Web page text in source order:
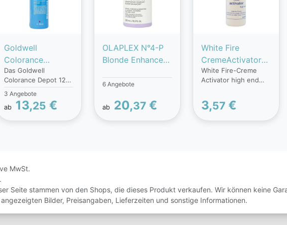
Goldwell
Colorance
Elumenated
5N@BP (120 ml)
Das Goldwell
Colorance Depot 120
ml ist eine
Intensivtönung ohne
Ammoniak im sauren
pH-Bereich (6.8). Sie
repariert und
einzigartigen und
intensiven Glanz und
zeigt fantastische
3 Angebote
ab 13,25 €
OLAPLEX N°4-P
Blonde Enhancer
(250 ml)
6 Angebote
ab 20,37 €
White Fire
CremeActivator
blau 6% 120 ml
White Fire-Creme
Activator high end
Blondierpulver (60g)
zu kombinieren, unter
Verwendung einer
wurde fuer das
Aufhellen der Haare
vor der Anwendung
3,57€
MwSt.
Seite stammen von den Shops, die dieses Produkt verkaufen. Wir können keine
Bilder, Preisangaben, Lieferzeiten und sonstige Informationen.